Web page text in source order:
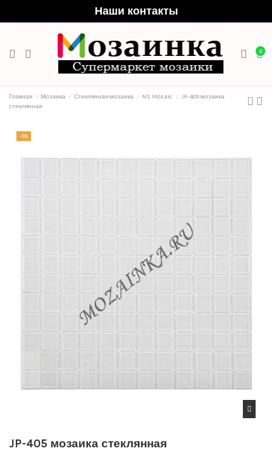
Наши контакты
0
Главная Мозаика Стеклянная мозаика NS Mosaic
JP-405 мозаика
стеклянная
-5%
JP-405 мозаика стеклянная